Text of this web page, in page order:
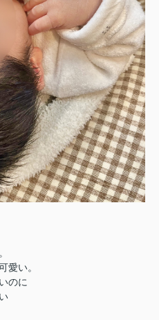
愛い。
のに